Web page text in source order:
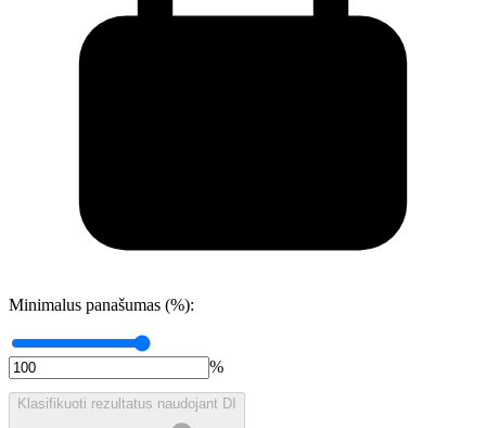
Minimalus panašumas (%):
%
Klasifikuoti rezultatus naudojant DI